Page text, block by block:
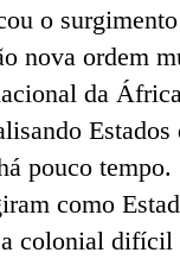
o
nova ordem
da
Estados
pouco tempo.
como
colonial difícil